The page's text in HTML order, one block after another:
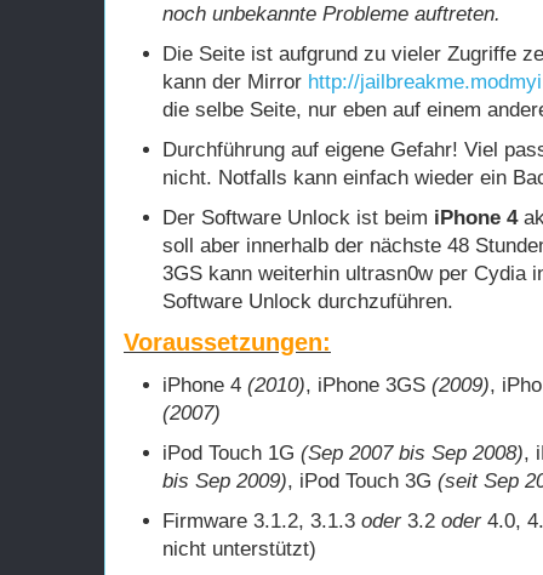
noch unbekannte Probleme auftreten.
Die Seite ist aufgrund zu vieler Zugriffe
kann der Mirror http://
die selbe Seite, nur eben auf einem
Durchführung auf eigene Gefahr! Viel
nicht. Notfalls kann einfach wieder ein
Der Software Unlock ist beim iPhone 4
soll aber innerhalb der nächste 48
3GS kann weiterhin ultrasn0w per Cydia
Software Unlock durchzuführen.
Voraussetzungen:
iPhone 4(2010), iPhone 3GS(2009),
(2007)
iPod Touch 1G(Sep 2007 bis Sep 2008),
bis Sep 2009), iPod Touch 3G(seit Sep
Firmware 3.1.2, 3.1.3oder3.2oder4.0,
nicht unterstützt)